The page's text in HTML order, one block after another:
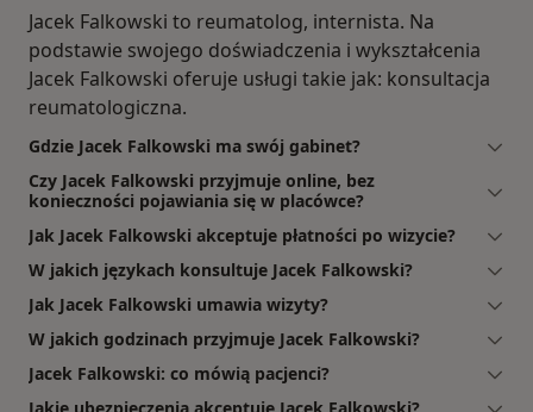
Jacek Falkowski to reumatolog, internista. Na
podstawie swojego doświadczenia i wykształcenia
Jacek Falkowski oferuje usługi takie jak: konsultacja
reumatologiczna.
Gdzie Jacek Falkowski ma swój gabinet?
Czy Jacek Falkowski przyjmuje online, bez
konieczności pojawiania się w placówce?
Jak Jacek Falkowski akceptuje płatności po wizycie?
W jakich językach konsultuje Jacek Falkowski?
Jak Jacek Falkowski umawia wizyty?
W jakich godzinach przyjmuje Jacek Falkowski?
Jacek Falkowski: co mówią pacjenci?